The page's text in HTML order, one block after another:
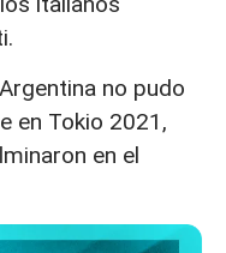
no pudo
en Tokio 2021,
en el